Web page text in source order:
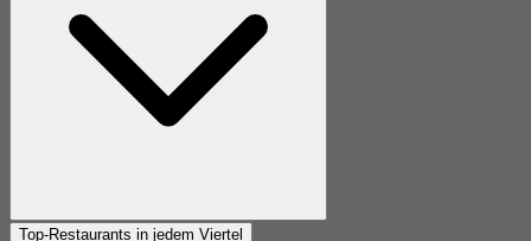
Top-Restaurants in jedem Viertel